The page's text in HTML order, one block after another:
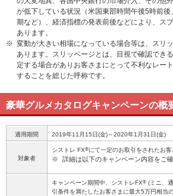
が低下している状況（米国東部時間午後5時前
期など）、経済指標の発表前後などにより、ス
あります。
※ 変動が大きい相場になっている場合等は、スリ
あります。スリッページとは、目視で確認でき
定する場合がありお客さまにとって不利なレー
することを総じた呼称です。
豪華グルメカタログキャンペーンの概
適用期間 2019年11月15日(金)～2020年1月31日(金)
対象者
シストレ FX®にて一定のお取引をされたお客
※ 詳細は以下のキャンペーン内容をご確
キャンペーン期間中、シストレFX® (ミニ、
引条件を満たしたお客さまに最大5万円相当